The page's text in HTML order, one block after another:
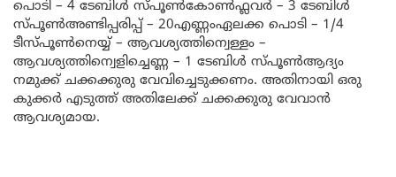
പൊടി – 4 ടേബിൾ സ്പൂൺകോൺഫ്ലവർ – 3 ടേബിൾ
സ്പൂൺഅണ്ടിപ്പരിപ്പ് – 20എണ്ണംഏലക്ക പൊടി – 1/4
ടീസ്പൂൺനെയ്യ് – ആവശ്യത്തിന്വെള്ളം –
ആവശ്യത്തിന്വെളിച്ചെണ്ണ – 1 ടേബിൾ സ്പൂൺആദ്യം
നമുക്ക് ചക്കക്കുരു വേവിച്ചെടുക്കണം. അതിനായി ഒരു
കുക്കർ എടുത്ത് അതിലേക്ക് ചക്കക്കുരു വേവാൻ
ആവശ്യമായ.